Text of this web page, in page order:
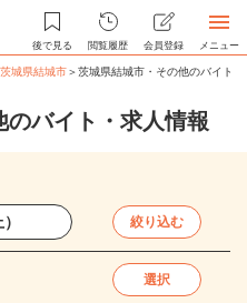
後で見る 閲覧履歴 会員登録 メニュー
茨城県結城市＞茨城県結城市・その他のバイト
バイト・求人情報
絞り込む
選択